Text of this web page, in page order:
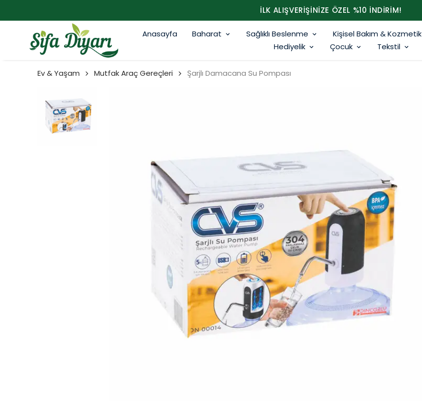
İLK ALIŞVERİŞİNİZE ÖZEL %10 İNDİRİM!
Anasayfa Baharat Sağlıklı Beslenme Kişisel Bakım & Kozmetik
Hediyelik
Çocuk Tekstil
Ev & Yaşam Mutfak Araç Gereçleri Şarjlı Damacana Su Pompası